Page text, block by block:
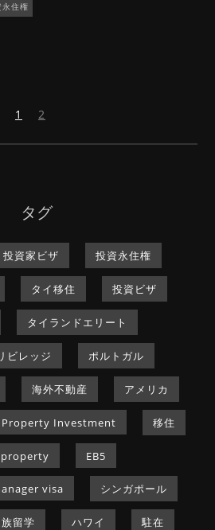
永住権
1 2
ペ
タグ
投資家ビザ 投資永住権
タイ移住 投資ビザ
タイランドエリート
ビレッジ ポルトガル
海外不動産 アメリカ
Property Investment 移住
property EB5
visa シンガポール
留学 ハワイ 駐在